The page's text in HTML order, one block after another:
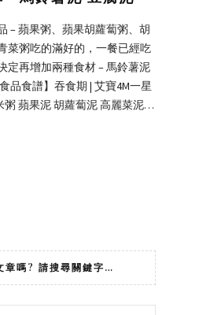
– 蘋果粥、蘋果胡蘿蔔粥、胡
菜粥吃的滿好的，一餐已經吃
定再增加兩種食材 – 馬鈴薯泥
品食譜】吞食期 | 艾寶4M一星
粥 蘋果泥 胡蘿蔔泥 高麗菜泥…
章嗎? 請搜尋關鍵字…